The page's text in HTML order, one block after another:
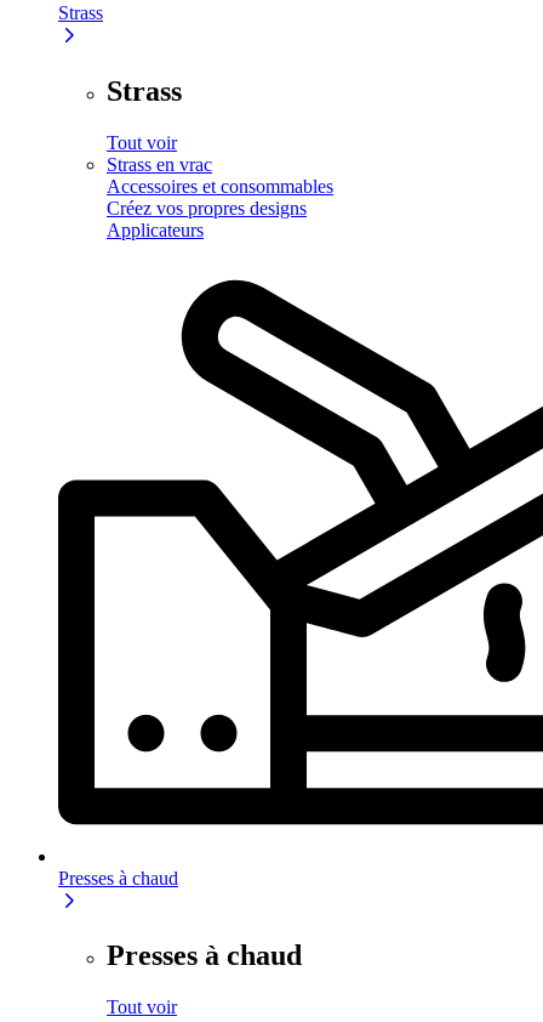
Strass
Strass
Tout voir
Strass en vrac
Accessoires et consommables
Créez vos propres designs
Applicateurs
Presses à chaud
Presses à chaud
Tout voir